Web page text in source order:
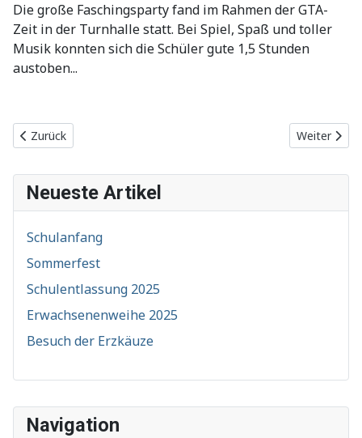
Navigation
Die große Faschingsparty fand im Rahmen der GTA-
Zeit in der Turnhalle statt. Bei Spiel, Spaß und toller
Musik konnten sich die Schüler gute 1,5 Stunden
austoben...
Vorheriger Beitrag: Besuch der Erzkäuze
Zurück Nächster
Weiter
Neueste Artikel
Schulanfang
Sommerfest
Schulentlassung 2025
Erwachsenenweihe 2025
Besuch der Erzkäuze